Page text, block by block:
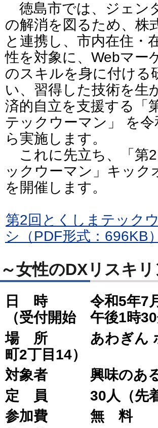
徳島市では、ジェン
の解消を図るため、株
と連携し、市内在住・
性を対象に、Webマー
のスキルを身に付ける
い、習得した技術を生
済的自立を支援する「
テックウーマン」 を
ら実施します。
これに先立ち、「第
ックウーマン」キック
を開催します。
第2回とくしまテック
シ（PDF形式：696KB）
～女性のDXリスキ
日 時 令和5年7月
（受付開始 午後1時30
場 所 あわぎん ホ
町2丁目14）
対象者 興味のある
定 員 30人（先着
参加費 無 料